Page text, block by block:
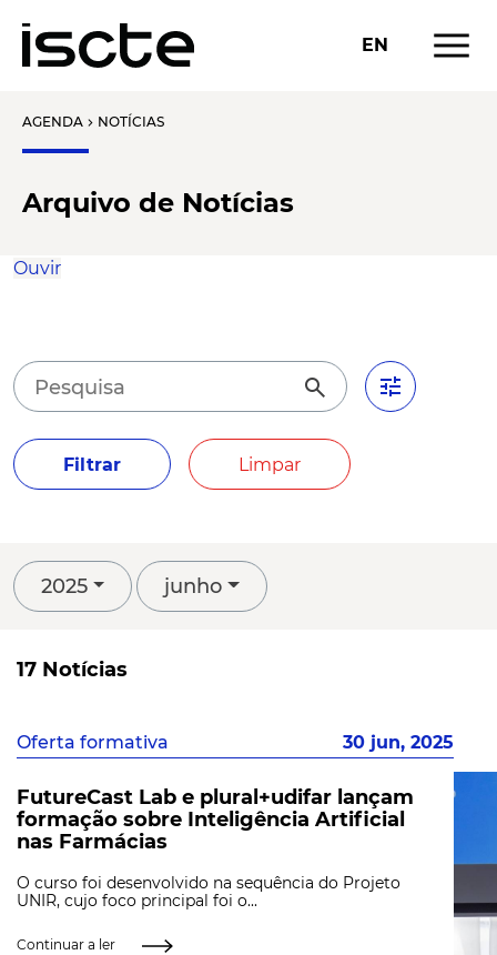
EN menu
AGENDA chevron_right NOTÍCIAS
Arquivo de Notícias
Ouvir
search tune
Filtrar Limpar
2025 junho
17 Notícias
Oferta formativa 30 jun, 2025
FutureCast Lab e plural+udifar lançam
formação sobre Inteligência Artificial
nas Farmácias
O curso foi desenvolvido na sequência do Projeto
UNIR, cujo foco principal foi o...
Continuar a ler